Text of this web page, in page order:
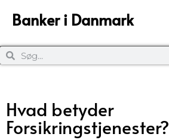
Banker i Danmark
Hvad betyder
Forsikringstjenester?